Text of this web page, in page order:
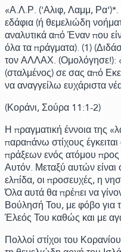
«Α.Λ.Ρ. ('Αλιφ, Λαμμ, Ρα')*.
εδάφια(ή θεμελιώδη
αναλυτικά από Έναν που
όλα τα πράγματα). (1)
τον ΑΛΛΑΧ. (Ομολόγησε!):
(σταλμένος)σε σας από
να αναγγείλω ευχάριστα
(Κοράνι,Σούρα 11:1-2)
Η πραγματική έννοια της
παραπάνω στίχους
πράξεων ενός ατόμου
Αυτόν. Μεταξύ αυτών
ελπίδα, οι προσευχές, η
Όλα αυτά θα πρέπει να
Βούλησή Του, με φόβο για
Έλεός Του καθώς και με
Πολλοί στίχοι του